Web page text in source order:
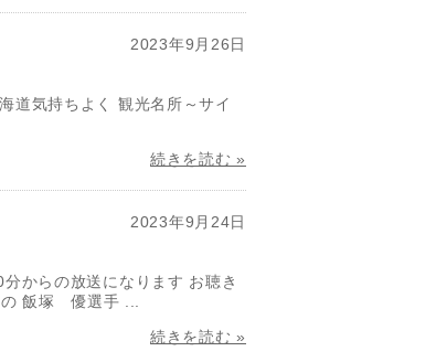
2023年9月26日
道気持ちよく 観光名所～サイ
続きを読む »
2023年9月24日
からの放送になります お聴き
飯塚 優選手 ...
続きを読む »